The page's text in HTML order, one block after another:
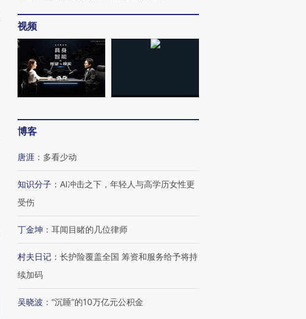
视频
博客
唐涯 ： 多看少动
知识分子 ： AI冲击之下，年轻人与高学历女性更
受伤
丁金坤 ： 耳闻目睹的几位律师
村夫日记 ： 长护险覆盖全国 筹资和服务给予将持
续加码
吴晓波 ： “沉睡”的10万亿元公积金